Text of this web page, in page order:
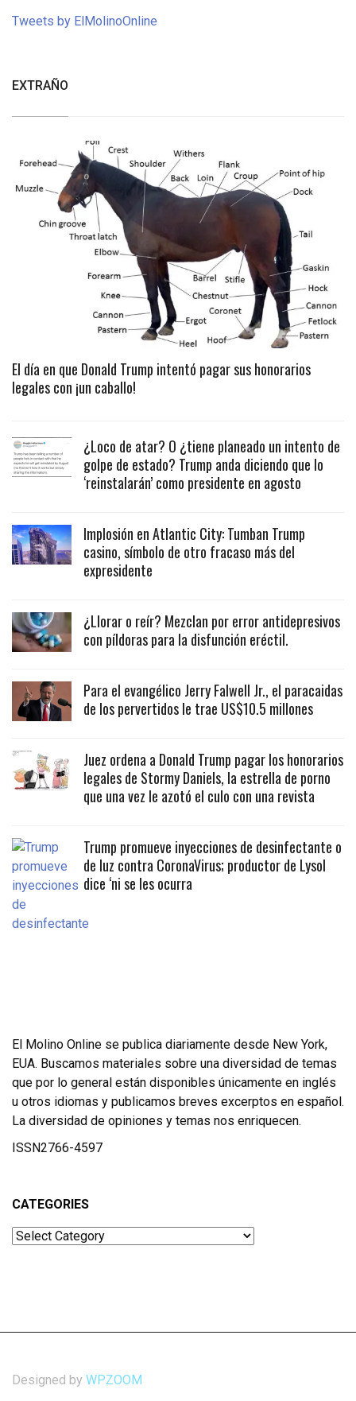
Tweets by ElMolinoOnline
EXTRAÑO
El día en que Donald Trump intentó pagar sus honorarios
legales con ¡un caballo!
¿Loco de atar? O ¿tiene planeado un intento de
golpe de estado? Trump anda diciendo que lo
‘reinstalarán’ como presidente en agosto
Implosión en Atlantic City: Tumban Trump
casino, símbolo de otro fracaso más del
expresidente
¿Llorar o reír? Mezclan por error antidepresivos
con píldoras para la disfunción eréctil.
Para el evangélico Jerry Falwell Jr., el paracaidas
de los pervertidos le trae US$10.5 millones
Juez ordena a Donald Trump pagar los honorarios
legales de Stormy Daniels, la estrella de porno
que una vez le azotó el culo con una revista
Trump promueve inyecciones de desinfectante o
de luz contra CoronaVirus; productor de Lysol
dice ‘ni se les ocurra
El Molino Online se publica diariamente desde New York,
EUA. Buscamos materiales sobre una diversidad de temas
que por lo general están disponibles únicamente en inglés
u otros idiomas y publicamos breves excerptos en español.
La diversidad de opiniones y temas nos enriquecen.
ISSN2766-4597
CATEGORIES
Categories
Designed by WPZOOM